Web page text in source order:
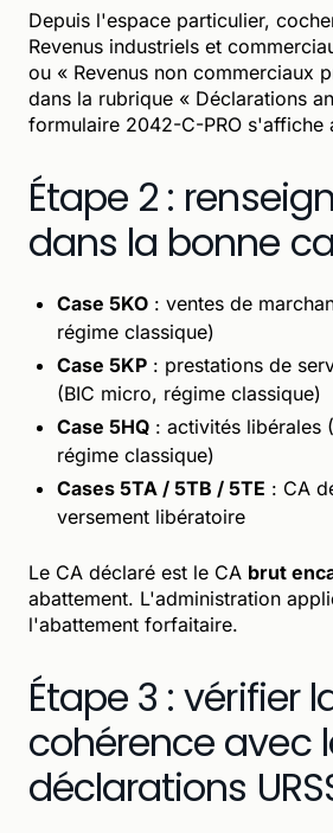
Depuis l'espace particulier,
Revenus industriels et
ou « Revenus non commerciaux
dans la rubrique « Déclarations
formulaire 2042-C-PRO s'affiche
Étape 2 :
dans la bonne
Case 5KO : ventes de
régime classique)
Case 5KP : prestations de
(BIC micro, régime classique)
Case 5HQ : activités libérales
régime classique)
Cases 5TA / 5TB / 5TE : CA
versement libératoire
Le CA déclaré est le CA brut
abattement. L'administration
l'abattement forfaitaire.
Étape 3 : vérifier
cohérence avec
déclarations